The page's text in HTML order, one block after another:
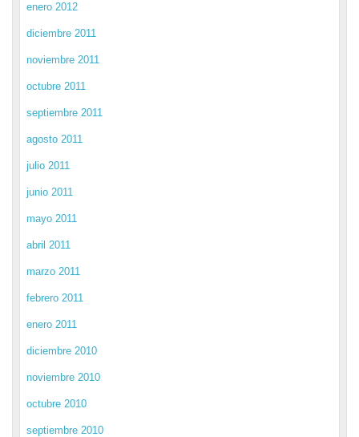
enero 2012
diciembre 2011
noviembre 2011
octubre 2011
septiembre 2011
agosto 2011
julio 2011
junio 2011
mayo 2011
abril 2011
marzo 2011
febrero 2011
enero 2011
diciembre 2010
noviembre 2010
octubre 2010
septiembre 2010